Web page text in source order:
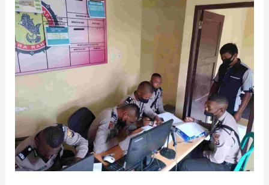
Curup
Latih
Lima
Siswa
Latja
Diktukba
Polri